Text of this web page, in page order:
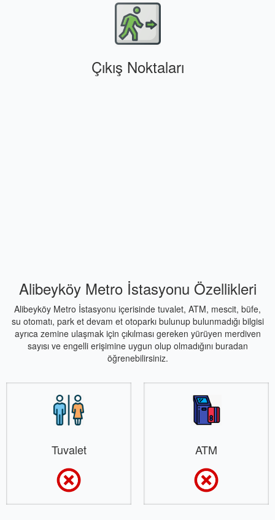
Çıkış Noktaları
Alibeyköy Metro İstasyonu Özellikleri
Alibeyköy Metro İstasyonu içerisinde tuvalet, ATM, mescit, büfe,
su otomatı, park et devam et otoparkı bulunup bulunmadığı bilgisi
ayrıca zemine ulaşmak için çıkılması gereken yürüyen merdiven
sayısı ve engelli erişimine uygun olup olmadığını buradan
öğrenebilirsiniz.
Tuvalet ATM